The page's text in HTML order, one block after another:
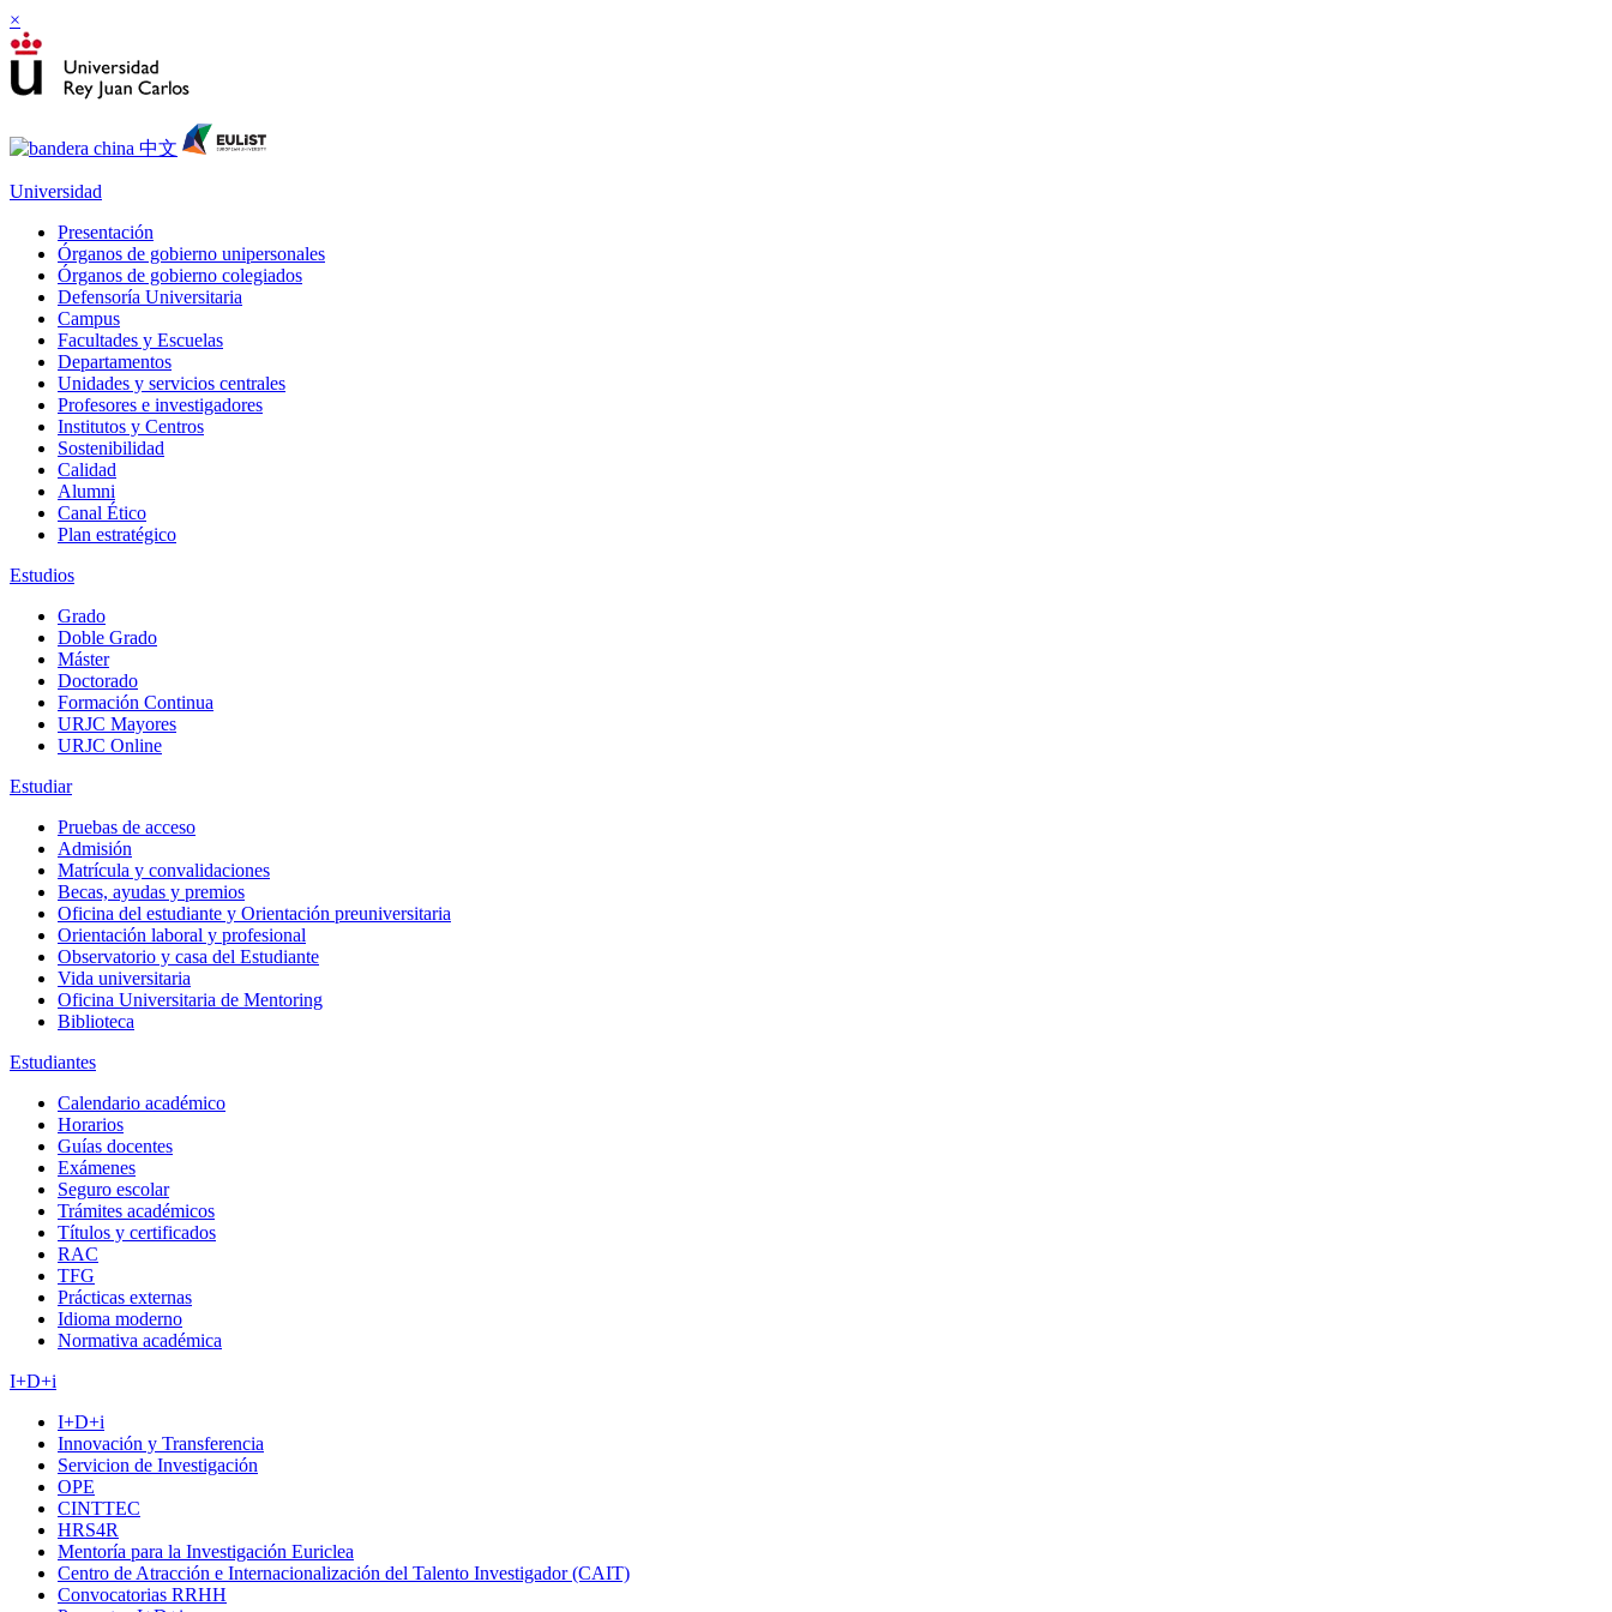
×
Universidad
Presentación
Órganos de gobierno unipersonales
Órganos de gobierno colegiados
Defensoría Universitaria
Campus
Facultades y Escuelas
Departamentos
Unidades y servicios centrales
Profesores e investigadores
Institutos y Centros
Sostenibilidad
Calidad
Alumni
Canal Ético
Plan estratégico
Estudios
Grado
Doble Grado
Máster
Doctorado
Formación Continua
URJC Mayores
URJC Online
Estudiar
Pruebas de acceso
Admisión
Matrícula y convalidaciones
Becas, ayudas y premios
Oficina del estudiante y Orientación preuniversitaria
Orientación laboral y profesional
Observatorio y casa del Estudiante
Vida universitaria
Oficina Universitaria de Mentoring
Biblioteca
Estudiantes
Calendario académico
Horarios
Guías docentes
Exámenes
Seguro escolar
Trámites académicos
Títulos y certificados
RAC
TFG
Prácticas externas
Idioma moderno
Normativa académica
I+D+i
I+D+i
Innovación y Transferencia
Servicion de Investigación
OPE
CINTTEC
HRS4R
Mentoría para la Investigación Euriclea
Centro de Atracción e Internacionalización del Talento Investigador (CAIT)
Convocatorias RRHH